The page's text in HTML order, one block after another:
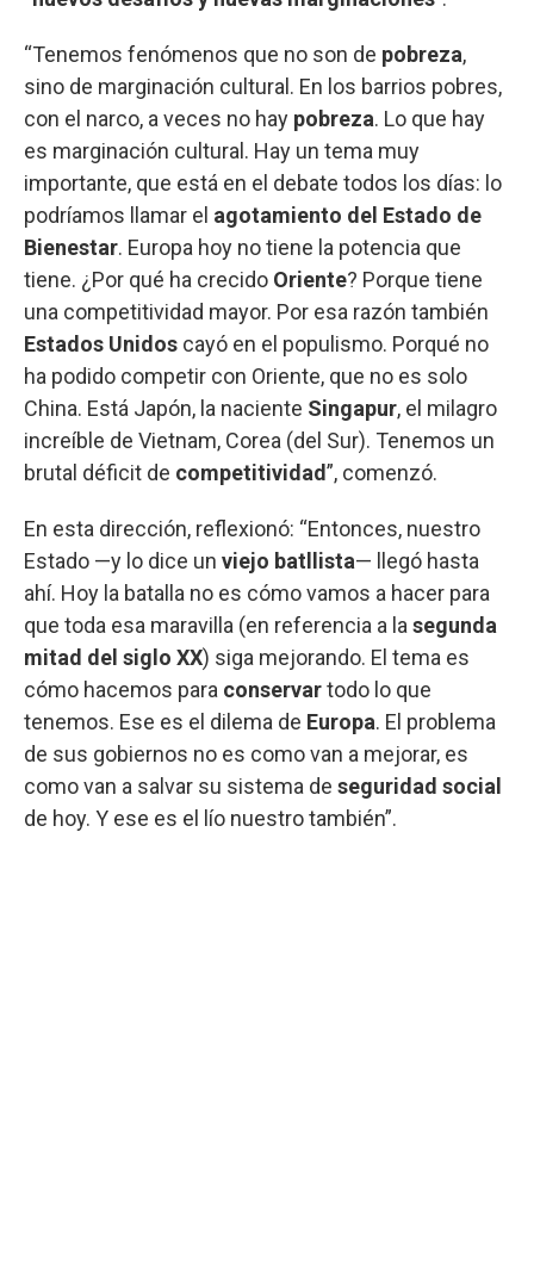
“Tenemos fenómenos que no son de pobreza,
sino de marginación cultural. En los barrios pobres,
con el narco, a veces no hay pobreza. Lo que hay
es marginación cultural. Hay un tema muy
importante, que está en el debate todos los días: lo
podríamos llamar el agotamiento del Estado de
Bienestar. Europa hoy no tiene la potencia que
tiene. ¿Por qué ha crecido Oriente? Porque tiene
una competitividad mayor. Por esa razón también
Estados Unidos cayó en el populismo. Porqué no
ha podido competir con Oriente, que no es solo
China. Está Japón, la naciente Singapur, el milagro
increíble de Vietnam, Corea (del Sur). Tenemos un
brutal déficit de competitividad”, comenzó.
En esta dirección, reflexionó: “Entonces, nuestro
Estado —y lo dice un viejo batllista— llegó hasta
ahí. Hoy la batalla no es cómo vamos a hacer para
que toda esa maravilla (en referencia a la segunda
mitad del siglo XX) siga mejorando. El tema es
cómo hacemos para conservartodo lo que
tenemos. Ese es el dilema de Europa. El problema
de sus gobiernos no es como van a mejorar, es
como van a salvar su sistema de seguridad social
de hoy. Y ese es el lío nuestro también”.